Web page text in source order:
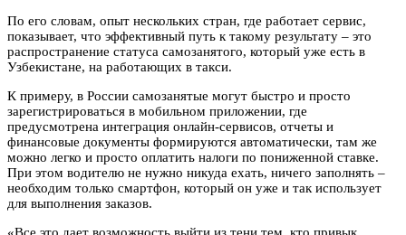
По его словам, опыт нескольких стран, где работает сервис,
показывает, что эффективный путь к такому результату – это
распространение статуса самозанятого, который уже есть в
Узбекистане, на работающих в такси.
К примеру, в России самозанятые могут быстро и просто
зарегистрироваться в мобильном приложении, где
предусмотрена интеграция онлайн-сервисов, отчеты и
финансовые документы формируются автоматически, там же
можно легко и просто оплатить налоги по пониженной ставке.
При этом водителю не нужно никуда ехать, ничего заполнять –
необходим только смартфон, который он уже и так использует
для выполнения заказов.
«Все это дает возможность выйти из тени тем, кто привык